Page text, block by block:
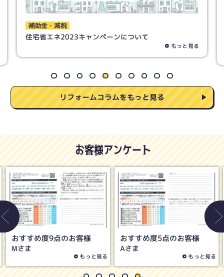
補助金・減税
補助金（先進的窓リノベ事業）について、先取りお得
リフォームコラムをもっと見る
お客様アンケート
おすすめ度8点のお客様
Oさま
もっと見る
おすすめ度10点のお客様
Hさま
もっと見る